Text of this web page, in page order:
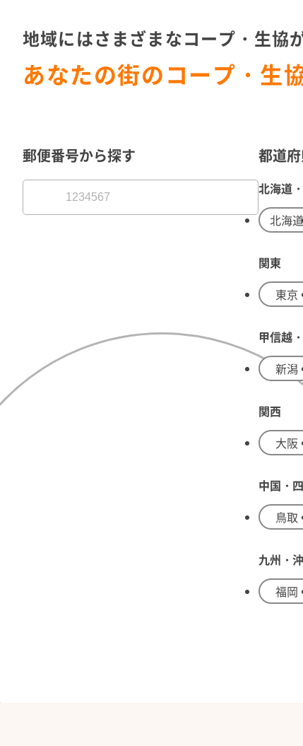
地域にはさまざまなコープ・生協
あなたの街のコープ・生
郵便番号から探す 都道
北海道
北海道
関東
東京
甲信越
新潟
関西
大阪
中国・
鳥取
九州・
福岡